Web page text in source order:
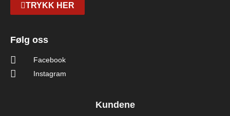
TRYKK HER
Følg oss
Facebook
Instagram
Kundene